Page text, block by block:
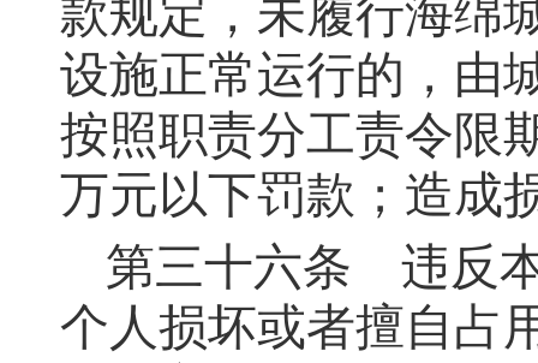
款规定，未履行海绵
设施正常运行的，由
按照职责分工责令限
万元以下罚款；造成
第三十六条 违反
个人损坏或者擅自占